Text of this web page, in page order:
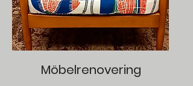
Möbelrenovering